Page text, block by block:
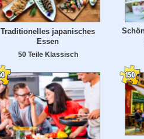
Traditionelles japanisches
Essen
50 Teile Klassisch